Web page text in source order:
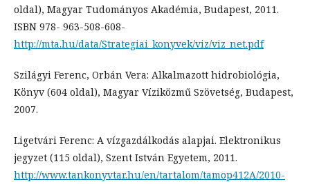
oldal), Magyar Tudományos Akadémia, Budapest, 2011.
ISBN 978- 963-508-608-
http://mta.hu/data/Strategiai_konyvek/viz/viz_net.pdf
Szilágyi Ferenc, Orbán Vera: Alkalmazott hidrobiológia,
Könyv (604 oldal), Magyar Víziközmű Szövetség, Budapest,
2007.
Ligetvári Ferenc: A vízgazdálkodás alapjai. Elektronikus
jegyzet (115 oldal), Szent István Egyetem, 2011.
http://www.tankonyvtar.hu/en/tartalom/tamop412A/2010-